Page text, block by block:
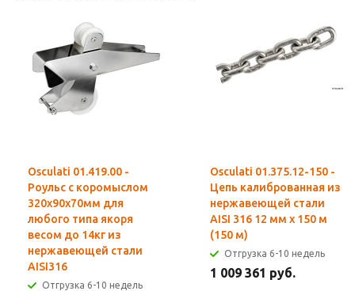
Osculati 01.419.00 -
Роульс с коромыслом
320x90x70мм для
любого типа якоря
весом до 14кг из
нержавеющей стали
AISI316
Отгрузка 6-10 недель
Osculati 01.375.12-150 -
Цепь калиброванная из
нержавеющей стали
AISI 316 12 мм x 150 м
(150 м)
Отгрузка 6-10 недель
1 009 361 руб.